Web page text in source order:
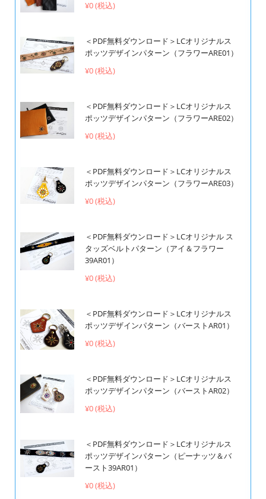
¥0 (税込)
＜PDF無料ダウンロード＞LCオリジナルス
ポッツデザインパターン（フラワーARE01）
¥0 (税込)
＜PDF無料ダウンロード＞LCオリジナルス
ポッツデザインパターン（フラワーARE02）
¥0 (税込)
＜PDF無料ダウンロード＞LCオリジナルス
ポッツデザインパターン（フラワーARE03）
¥0 (税込)
＜PDF無料ダウンロード＞LCオリジナル ス
タッズベルトパターン（アイ＆フラワー
39AR01）
¥0 (税込)
＜PDF無料ダウンロード＞LCオリジナルス
ポッツデザインパターン（バーストAR01）
¥0 (税込)
＜PDF無料ダウンロード＞LCオリジナルス
ポッツデザインパターン（バーストAR02）
¥0 (税込)
＜PDF無料ダウンロード＞LCオリジナルス
ポッツデザインパターン（ピーナッツ＆バ
ースト39AR01）
¥0 (税込)